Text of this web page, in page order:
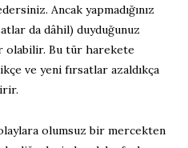
Ancak yapmadığınız
da dâhil) duyduğunuz
olabilir. Bu tür harekete
ve yeni fırsatlar azaldıkça
olumsuz bir mercekten